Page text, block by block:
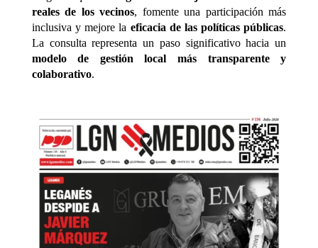
reales de los vecinos, fomente una participación más
inclusiva y mejore la eficacia de las políticas públicas.
La consulta representa un paso significativo hacia un
modelo de gestión local más transparente y
colaborativo.